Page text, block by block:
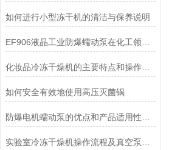
如何进行小型冻干机的清洁与保养说明
化妆品冷冻干燥机的主要特点和操作管理方法介绍
如何安全有效地使用高压灭菌锅